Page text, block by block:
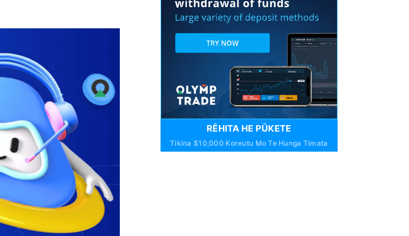
RĒHITA HE PŪKETE
Tikina $10,000 Koreutu Mo Te Hunga Timata